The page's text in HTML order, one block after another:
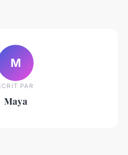
M
PAR
Maya